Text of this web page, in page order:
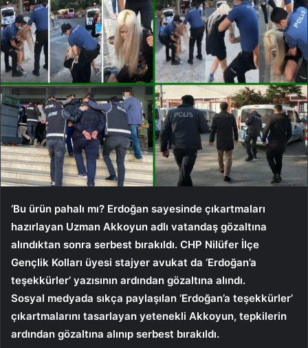
‘Bu ürün pahalı mı? Erdoğan sayesinde çıkartmaları
hazırlayan Uzman Akkoyun adlı vatandaş gözaltına
alındıktan sonra serbest bırakıldı. CHP Nilüfer İlçe
Gençlik Kolları üyesi stajyer avukat da ‘Erdoğan’a
teşekkürler’ yazısının ardından gözaltına alındı.
Sosyal medyada sıkça paylaşılan ‘Erdoğan’a teşekkürler’
çıkartmalarını tasarlayan yetenekli Akkoyun, tepkilerin
ardından gözaltına alınıp serbest bırakıldı.